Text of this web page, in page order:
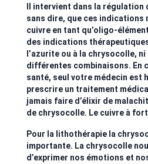
Il intervient dans la régulation
sans dire, que ces indications
cuivre en tant qu’oligo-
des indications
l’azurite ou à la chrysocolle, ni
différentes combinaisons. En
santé, seul votre médecin est
prescrire un traitement
jamais faire d’élixir de
de chrysocolle. Le cuivre à
Pour la lithothérapie la
importante. La chrysocolle
d’exprimer nos émotions et